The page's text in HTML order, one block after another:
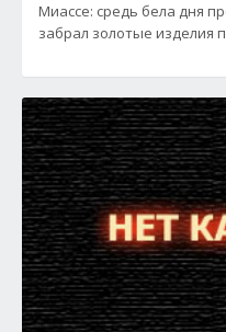
Миассе: средь бела дня
забрал золотые изделия